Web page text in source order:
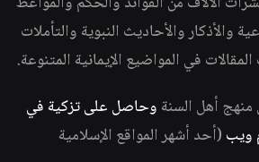
والأذكار والأحاديث النبوية والتأملات
المقالات في المواضيع الإيمانية المتنوعة.
أهل السنة وحاصل على تزكية في
ويب (أحد أشهر المواقع الإسلامية